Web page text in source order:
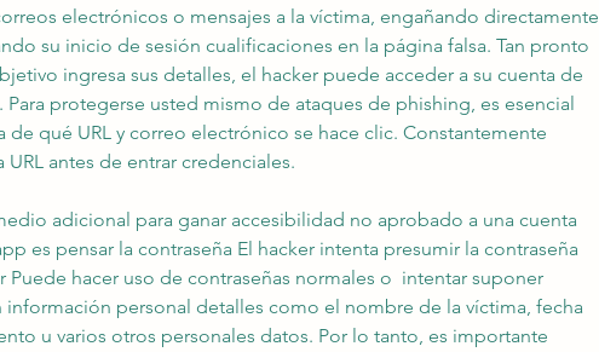
electrónicos o mensajes a la víctima, engañando directamente
su inicio de sesión cualificaciones en la página falsa. Tan pronto
ingresa sus detalles, el hacker puede acceder a su cuenta de
Para protegerse usted mismo de ataques de phishing, es esencial
de qué URL y correo electrónico se hace clic. Constantemente
URL antes de entrar credenciales.
adicional para ganar accesibilidad no aprobado a una cuenta
es pensar la contraseña El hacker intenta presumir la contraseña
Puede hacer uso de contraseñas normales o  intentar suponer
información personal detalles como el nombre de la víctima, fecha
u varios otros personales datos. Por lo tanto, es importante